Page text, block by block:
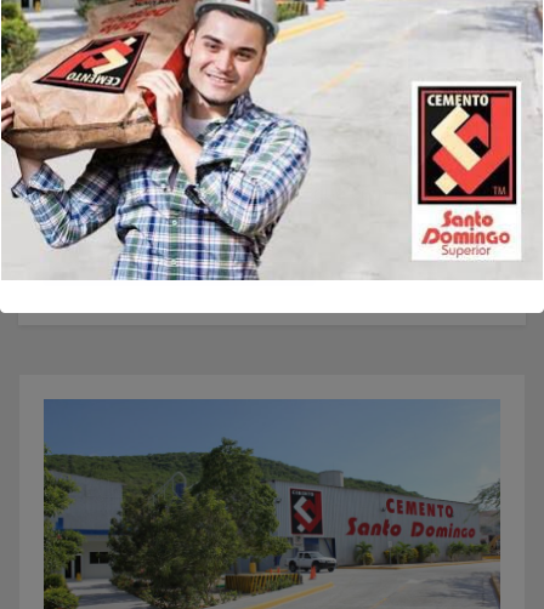
Guarda mi nombre, correo electrónico y web en este
navegador para la próxima vez que comente.